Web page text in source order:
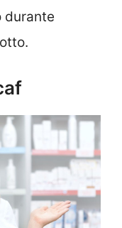
durante